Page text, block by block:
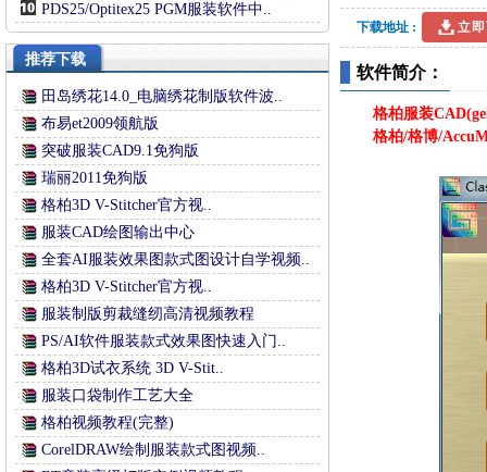
PDS25/Optitex25 PGM服装软件中..
推荐下载
田岛绣花14.0_电脑绣花制版软件波..
布易et2009领航版
突破服装CAD9.1免狗版
瑞丽2011免狗版
格柏3D V-Stitcher官方视..
服装CAD绘图输出中心
全套AI服装效果图款式图设计自学视频..
格柏3D V-Stitcher官方视..
服装制版剪裁缝纫高清视频教程
PS/AI软件服装款式效果图快速入门..
格柏3D试衣系统 3D V-Stit..
服装口袋制作工艺大全
格柏视频教程(完整)
CorelDRAW绘制服装款式图视频..
下载地址 : 立
软件简介：
格柏服装
格柏/格博/